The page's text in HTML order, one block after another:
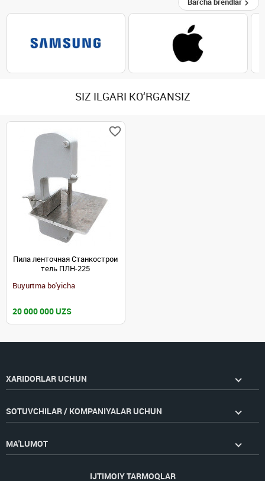
Barcha brendlar
SIZ ILGARI KO‘RGANSIZ
Пила ленточная Станкострои
тель ПЛН-225
Buyurtma bo'yicha
20 000 000 UZS
XARIDORLAR UCHUN
SOTUVCHILAR / KOMPANIYALAR UCHUN
MA'LUMOT
IJTIMOIY TARMOQLAR